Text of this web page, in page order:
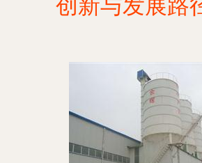
创新与发展路